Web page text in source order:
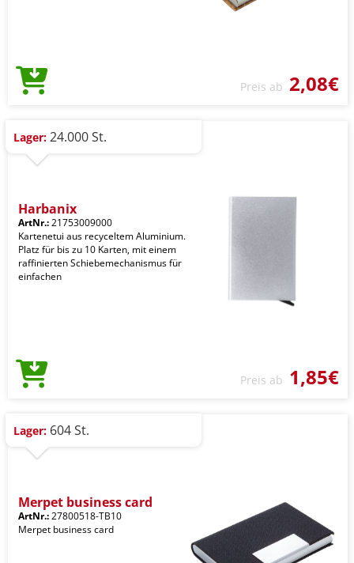
Preis ab 2,08€
Lager: 24.000 St.
Harbanix
ArtNr.:21753009000
Kartenetui aus recyceltem Aluminium.
Platz für bis zu 10 Karten, mit einem
raffinierten Schiebemechanismus für
einfachen
Preis ab 1,85€
Lager: 604 St.
Merpet business card
ArtNr.:27800518-TB10
Merpet business card